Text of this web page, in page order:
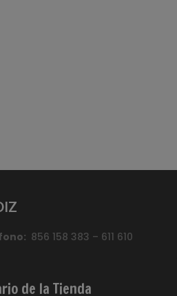
856 158 383 – 611 610
de la Tienda